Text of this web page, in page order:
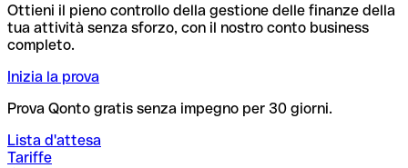
Ottieni il pieno controllo della gestione delle finanze della
tua attività senza sforzo, con il nostro conto business
completo.
Inizia la prova
Prova Qonto gratis senza impegno per 30 giorni.
Lista d'attesa
Tariffe